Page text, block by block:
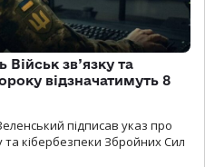
зв’язку та
відзначатимуть 8
підписав указ про
та кібербезпеки Збройних Сил